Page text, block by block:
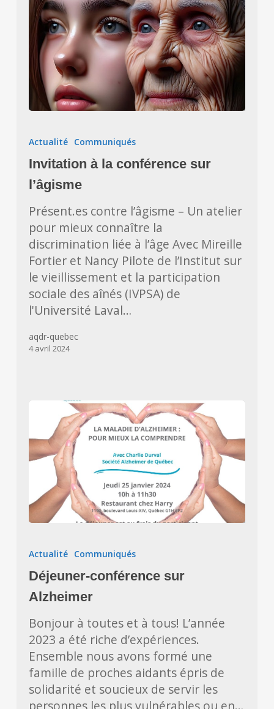
à
conférence
sur
Actualité Communiqués
Invitation à la conférence sur
l’âgisme
Présent.es contre l’âgisme – Un atelier
pour mieux connaître la
discrimination liée à l’âge Avec Mireille
Fortier et Nancy Pilote de l’Institut sur
le vieillissement et la participation
sociale des aînés (IVPSA) de
l'Université Laval…
aqdr-quebec
4 avril 2024
conférence
Alzheimer
Actualité Communiqués
Déjeuner-conférence sur
Alzheimer
Bonjour à toutes et à tous! L’année
2023 a été riche d’expériences.
Ensemble nous avons formé une
famille de proches aidants épris de
solidarité et soucieux de servir les
personnes les plus vulnérables ou en…